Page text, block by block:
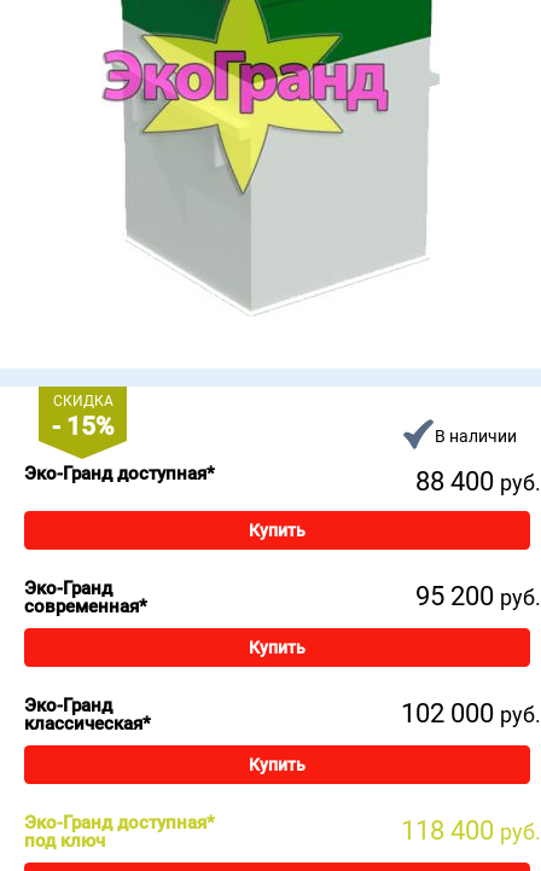
СКИДКА
- 15% В наличии
88 400 руб.
Эко-Гранд доступная*
Купить
95 200 руб.
Эко-Гранд
современная*
Купить
102 000 руб.
Эко-Гранд
классическая*
Купить
118 400 руб.
Эко-Гранд доступная*
под ключ